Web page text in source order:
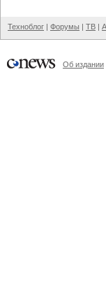
Техноблог | Форумы | ТВ |
Об издании